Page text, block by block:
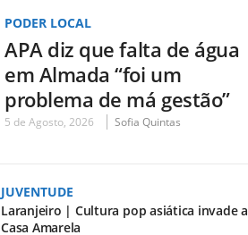
PODER LOCAL
APA diz que falta de água
em Almada “foi um
problema de má gestão”
5 de Agosto, 2026 Sofia Quintas
JUVENTUDE
Laranjeiro | Cultura pop asiática invade a
Casa Amarela